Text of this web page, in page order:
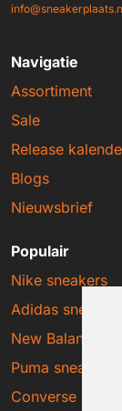
Navigatie
Assortiment
Sale
Release
Blogs
Nieuwsbrief
Populair
Nike sneakers
Adidas sneakers
New Balance
Puma sneakers
Converse